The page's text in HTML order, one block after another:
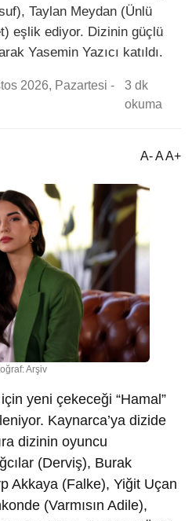
Taylan Meydan (Ünlü
eşlik ediyor. Dizinin güçlü
Yasemin Yazıcı katıldı.
2026, Pazartesi -
3 dk
okuma
A- A A+
Arşiv
yeni çekeceği “Hamal”
Kaynarca’ya dizide
dizinin oyuncu
(Derviş), Burak
Akkaya (Falke), Yiğit Uçan
(Varmısın Adile),